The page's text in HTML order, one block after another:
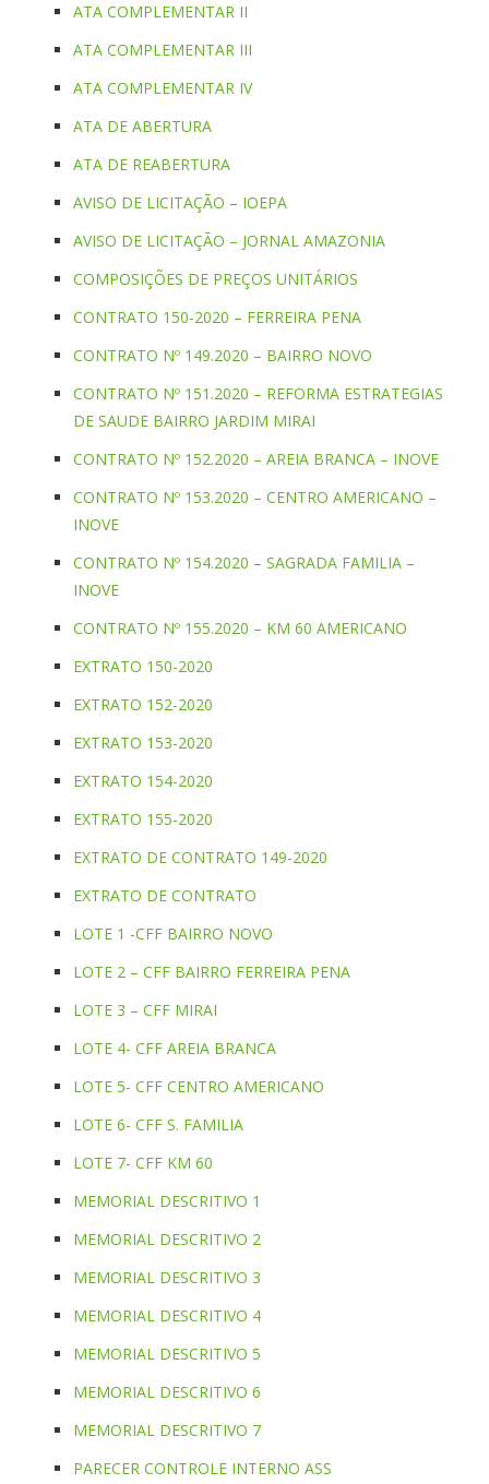
ATA COMPLEMENTAR II
ATA COMPLEMENTAR III
ATA COMPLEMENTAR IV
ATA DE ABERTURA
ATA DE REABERTURA
AVISO DE LICITAÇÃO – IOEPA
AVISO DE LICITAÇÃO – JORNAL AMAZONIA
COMPOSIÇÕES DE PREÇOS UNITÁRIOS
CONTRATO 150-2020 – FERREIRA PENA
CONTRATO Nº 149.2020 – BAIRRO NOVO
CONTRATO Nº 151.2020 – REFORMA ESTRATEGIAS
DE SAUDE BAIRRO JARDIM MIRAI
CONTRATO Nº 152.2020 – AREIA BRANCA – INOVE
CONTRATO Nº 153.2020 – CENTRO AMERICANO –
INOVE
CONTRATO Nº 154.2020 – SAGRADA FAMILIA –
INOVE
CONTRATO Nº 155.2020 – KM 60 AMERICANO
EXTRATO 150-2020
EXTRATO 152-2020
EXTRATO 153-2020
EXTRATO 154-2020
EXTRATO 155-2020
EXTRATO DE CONTRATO 149-2020
EXTRATO DE CONTRATO
LOTE 1 -CFF BAIRRO NOVO
LOTE 2 – CFF BAIRRO FERREIRA PENA
LOTE 3 – CFF MIRAI
LOTE 4- CFF AREIA BRANCA
LOTE 5- CFF CENTRO AMERICANO
LOTE 6- CFF S. FAMILIA
LOTE 7- CFF KM 60
MEMORIAL DESCRITIVO 1
MEMORIAL DESCRITIVO 2
MEMORIAL DESCRITIVO 3
MEMORIAL DESCRITIVO 4
MEMORIAL DESCRITIVO 5
MEMORIAL DESCRITIVO 6
MEMORIAL DESCRITIVO 7
PARECER CONTROLE INTERNO ASS